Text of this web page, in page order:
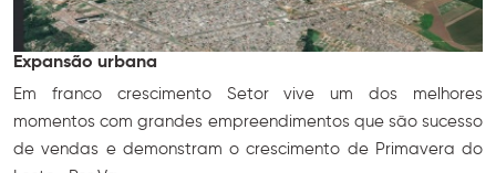
Expansão urbana
Em franco crescimento Setor vive um dos melhores
momentos com grandes empreendimentos que são sucesso
de vendas e demonstram o crescimento de Primavera do